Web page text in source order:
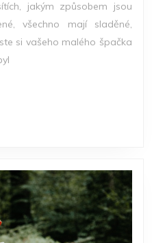
TOHO
jakým způsobem jsou
všechno mají sladěné,
si vašeho malého špačka